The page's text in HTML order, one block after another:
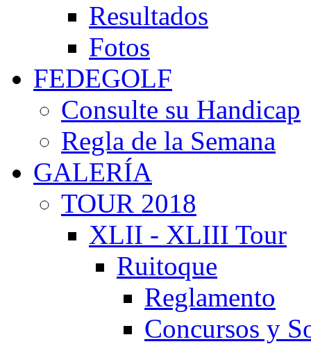
Resultados
Fotos
FEDEGOLF
Consulte su Handicap
Regla de la Semana
GALERÍA
TOUR 2018
XLII - XLIII Tour
Ruitoque
Reglamento
Concursos y